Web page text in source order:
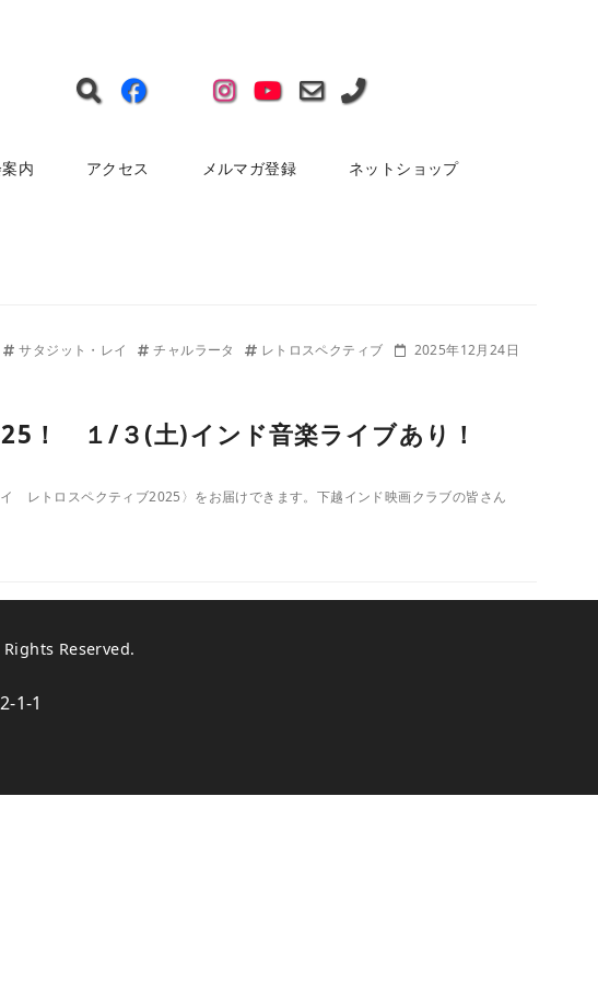
内 アクセス メルマガ登録 ネットショップ
サタジット・レイ チャルラータ
レトロスペクティブ
2025年12月24日
！ １/３(土)インド音楽ライブあり！
レトロスペクティブ2025〉をお届けできます。下越インド映画クラブの皆さん
Reserved.
1-1